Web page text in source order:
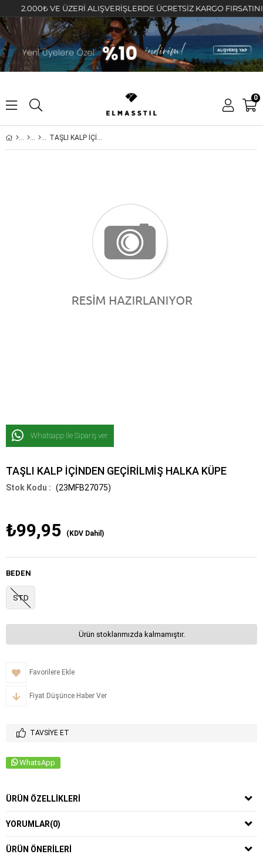
2.000₺ VE ÜZERİ ALIŞVERİŞLERDE ÜCRETSİZ KARGO FIRSATINI
0
TAŞLI KALP İÇİNDEN GEÇİRİLMİŞ HALKA KÜPE
Whatsapp İle Sipariş ver
TAŞLI KALP İÇİNDEN GEÇİRİLMİŞ HALKA KÜPE
(23MFB27075)
₺99,95 (KDV Dahil)
BEDEN
STD
Ürün stoklarımızda kalmamıştır.
Favorilere Ekle
Fiyat Düşünce Haber Ver
TAVSIYE ET
WhatsApp
ÜRÜN ÖZELLIKLERI
YORUMLAR(0)
ÜRÜN ÖNERILERI